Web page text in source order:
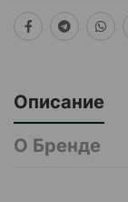
Описание
О Бренде